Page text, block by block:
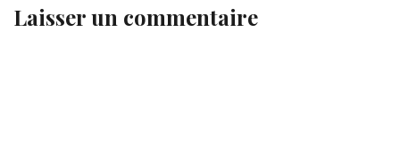
Laisser un commentaire